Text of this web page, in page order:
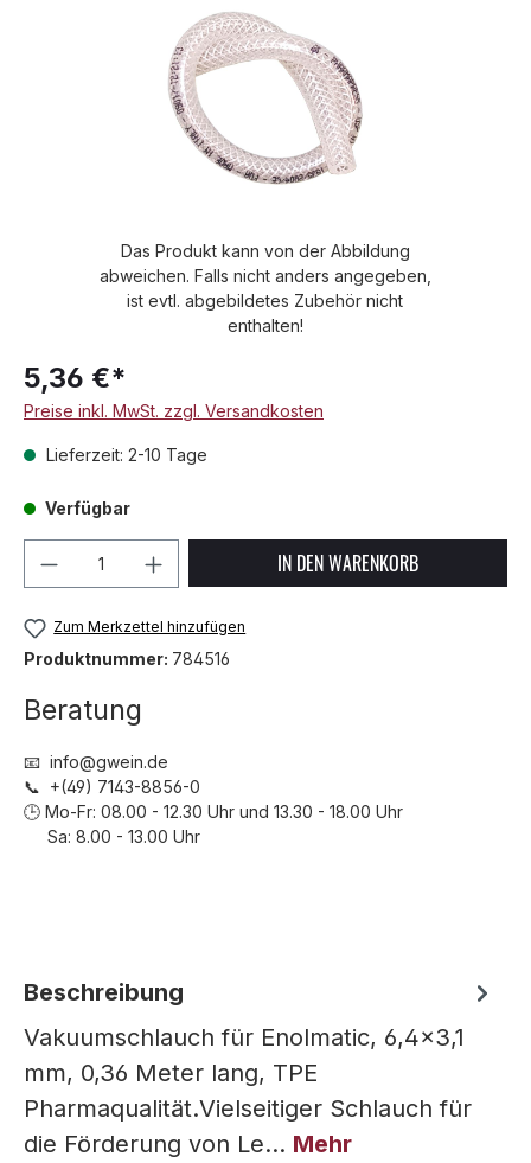
Das Produkt kann von der Abbildung
abweichen. Falls nicht anders angegeben,
ist evtl. abgebildetes Zubehör nicht
enthalten!
5,36 €*
Preise inkl. MwSt. zzgl. Versandkosten
Lieferzeit: 2-10 Tage
Verfügbar
Produkt Anzahl: Gib denIN DEN WARENKORB
Zum Merkzettel hinzufügen
Produktnummer: 784516
Beratung
📧 info@gwein.de
📞 +(49) 7143-8856-0
🕒 Mo-Fr: 08.00 - 12.30 Uhr und 13.30 - 18.00 Uhr
Sa: 8.00 - 13.00 Uhr
Beschreibung
Vakuumschlauch für Enolmatic, 6,4x3,1
mm, 0,36 Meter lang, TPE
Pharmaqualität.Vielseitiger Schlauch für
die Förderung von Le… Mehr